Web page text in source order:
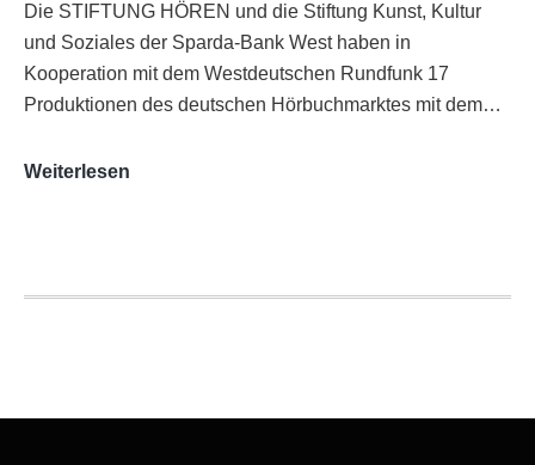
Die STIFTUNG HÖREN und die Stiftung Kunst, Kultur
und Soziales der Sparda-Bank West haben in
Kooperation mit dem Westdeutschen Rundfunk 17
Produktionen des deutschen Hörbuchmarktes mit dem…
Weiterlesen
Ausgezeichnete